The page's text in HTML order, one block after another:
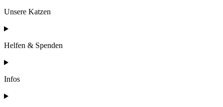
Unsere Katzen
Helfen & Spenden
Infos